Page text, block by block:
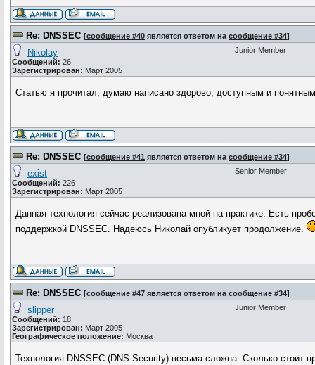
Re: DNSSEC [сообщение #40 является ответом на сообщение #34]
Nikolay
Сообщений: 26
Зарегистрирован: Март 2005
Junior Member
Статью я прочитал, думаю написано здорово, доступным и
Re: DNSSEC [сообщение #41 является ответом на сообщение #34]
exist
Сообщений: 226
Зарегистрирован: Март 2005
Senior Member
Данная технология сейчас реализована мной на практике. Есть
поддержкой DNSSEC. Надеюсь Николай опубликует продолжение.
Re: DNSSEC [сообщение #47 является ответом на сообщение #34]
slipper
Сообщений: 18
Зарегистрирован: Март 2005
Географическое положение: Москва
Junior Member
Технология DNSSEC (DNS Security) весьма сложна. Сколько стоит